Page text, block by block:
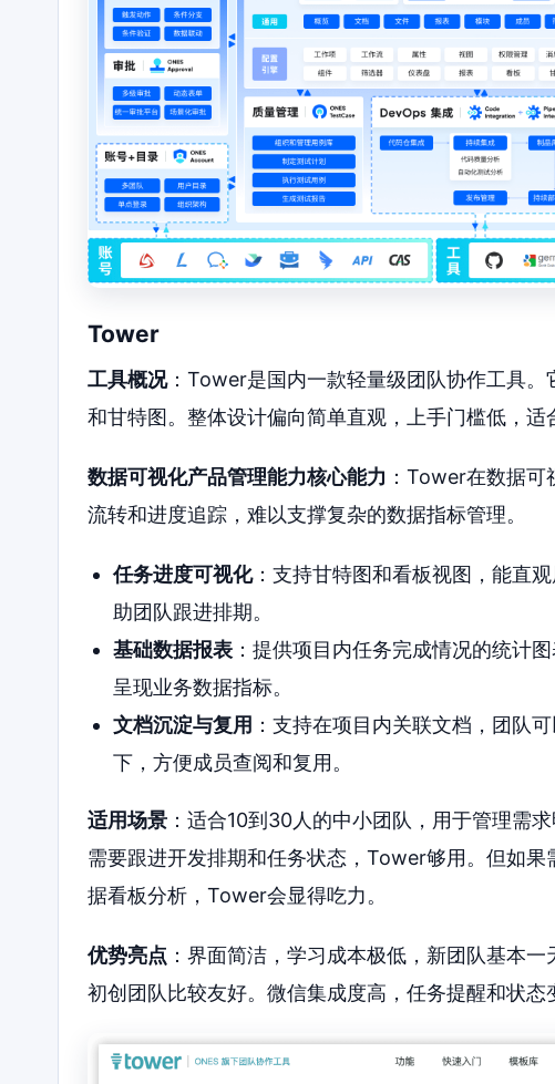
Tower
工具概况：Tower是国内一款轻量级团队协作工具
和甘特图。整体设计偏向简单直观，上手门槛低，适
数据可视化产品管理能力核心能力 ：Tower在数据
流转和进度追踪，难以支撑复杂的数据指标管理。
任务进度可视化：支持甘特图和看板视图，能直
助团队跟进排期。
基础数据报表：提供项目内任务完成情况的统计
呈现业务数据指标。
文档沉淀与复用 ：支持在项目内关联文档，团队
下，方便成员查阅和复用。
适用场景 ：适合10到30人的中小团队，用于管理需
需要跟进开发排期和任务状态，Tower够用。但如
据看板分析，Tower会显得吃力。
优势亮点 ：界面简洁，学习成本极低，新团队基本
初创团队比较友好。微信集成度高，任务提醒和状态